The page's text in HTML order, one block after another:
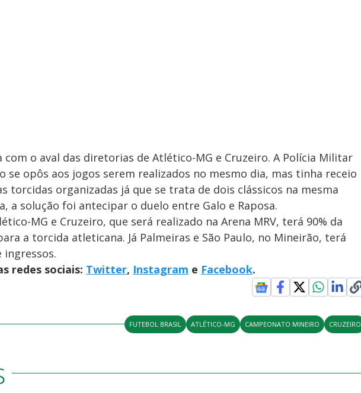
o aval das diretorias de Atlético-MG e Cruzeiro. A Polícia Militar
se opôs aos jogos serem realizados no mesmo dia, mas tinha receio
torcidas organizadas já que se trata de dois clássicos na mesma
a solução foi antecipar o duelo entre Galo e Raposa.
MG e Cruzeiro, que será realizado na Arena MRV, terá 90% da
a torcida atleticana. Já Palmeiras e São Paulo, no Mineirão, terá
redes sociais: Twitter, Instagram e Facebook.
FUTEBOL BRASIL ATLÉTICO-MG CAMPEONATO MINEIRO CRUZEIRO